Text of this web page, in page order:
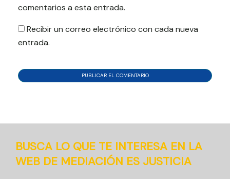
comentarios a esta entrada.
Recibir un correo electrónico con cada nueva
entrada.
BUSCA LO QUE TE INTERESA EN LA
WEB DE MEDIACIÓN ES JUSTICIA